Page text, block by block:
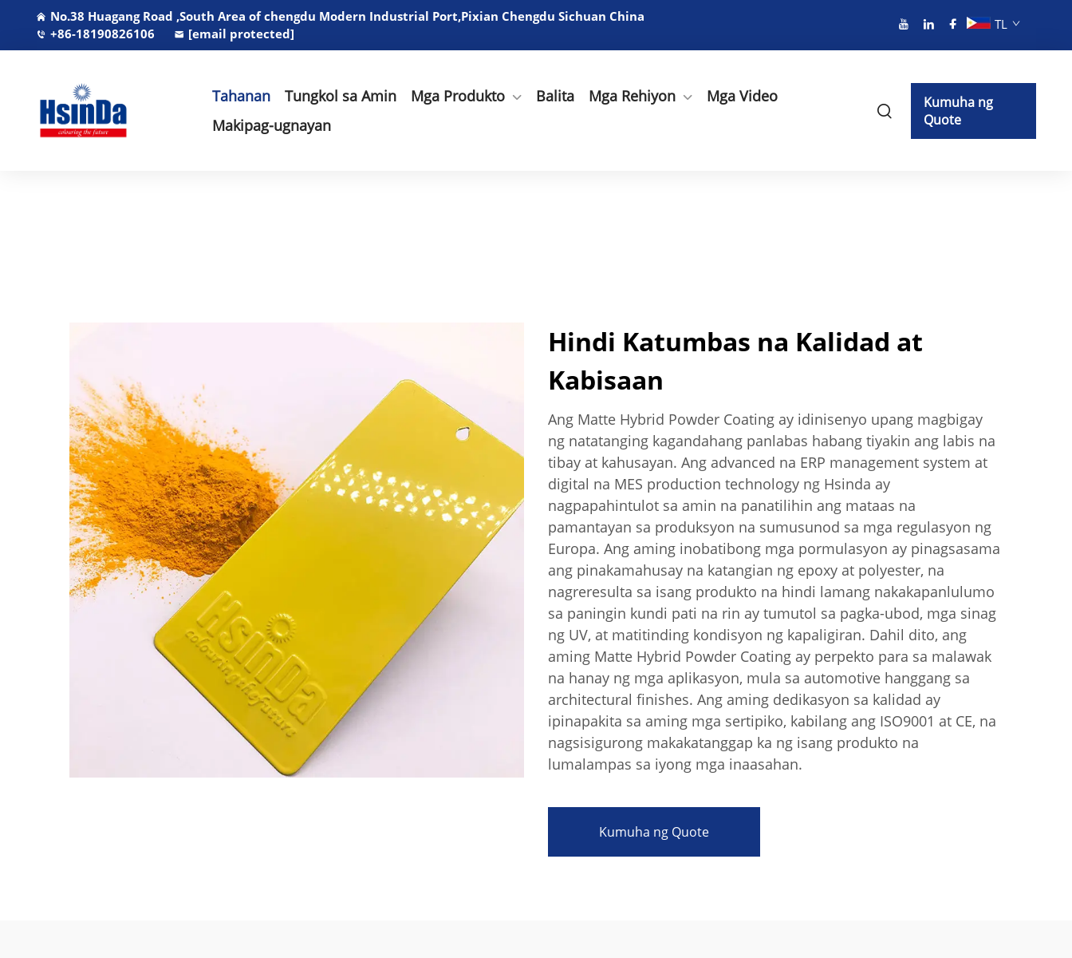
No.38 Huagang Road ,South Area of chengdu Modern Industrial Port,Pixian Chengdu Sichuan China
+86-18190826106
[email protected]
TL
Tahanan Tungkol sa Amin Mga Produkto Balita Mga Rehiyon
Mga Video
Makipag-ugnayan
Kumuha ng
Quote
Hindi Katumbas na Kalidad at
Kabisaan
Ang Matte Hybrid Powder Coating ay idinisenyo upang magbigay
ng natatanging kagandahang panlabas habang tiyakin ang labis na
tibay at kahusayan. Ang advanced na ERP management system at
digital na MES production technology ng Hsinda ay
nagpapahintulot sa amin na panatilihin ang mataas na
pamantayan sa produksyon na sumusunod sa mga regulasyon ng
Europa. Ang aming inobatibong mga pormulasyon ay pinagsasama
ang pinakamahusay na katangian ng epoxy at polyester, na
nagreresulta sa isang produkto na hindi lamang nakakapanlulumo
sa paningin kundi pati na rin ay tumutol sa pagka-ubod, mga sinag
ng UV, at matitinding kondisyon ng kapaligiran. Dahil dito, ang
aming Matte Hybrid Powder Coating ay perpekto para sa malawak
na hanay ng mga aplikasyon, mula sa automotive hanggang sa
architectural finishes. Ang aming dedikasyon sa kalidad ay
ipinapakita sa aming mga sertipiko, kabilang ang ISO9001 at CE, na
nagsisigurong makakatanggap ka ng isang produkto na
lumalampas sa iyong mga inaasahan.
Kumuha ng Quote